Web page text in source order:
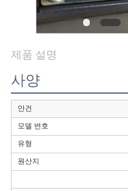
인
용
문
을
제품 설명
사양
안건
모델 번호
유형
원산지